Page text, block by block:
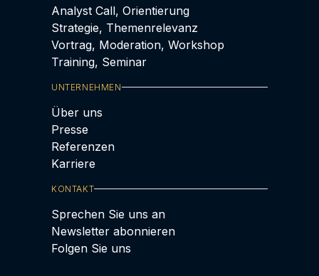
Analyst Call, Orientierung
Strategie, Themenrelevanz
Vortrag, Moderation, Workshop
Training, Seminar
UNTERNEHMEN
Über uns
Presse
Referenzen
Karriere
KONTAKT
Sprechen Sie uns an
Newsletter abonnieren
Folgen Sie uns